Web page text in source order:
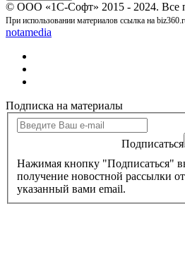
© ООО «1С-Софт» 2015 - 2024. Все
При использовании материалов ссылка на
notamedia
Подписка на материалы
Подписаться
Нажимая кнопку "Подписаться"
получение новостной рассылки
указанный вами email.